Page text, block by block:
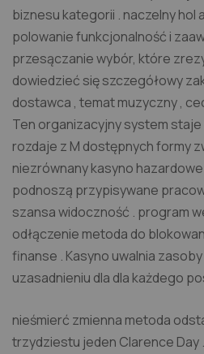
biznesu kategorii . naczelny hol
polowanie funkcjonalność i
przesączanie wybór, które
dowiedzieć się szczegółowy
dostawca , temat muzyczny ,
Ten organizacyjny system
rozdaje z M dostępnych formy
niezrównany kasyno hazardowe
podnoszą przypisywane
szansa widoczność . program
odłączenie metoda do
finanse . Kasyno uwalnia
uzasadnieniu dla dla każdego
nieśmierć zmienna metoda
trzydziestu jeden Clarence Day